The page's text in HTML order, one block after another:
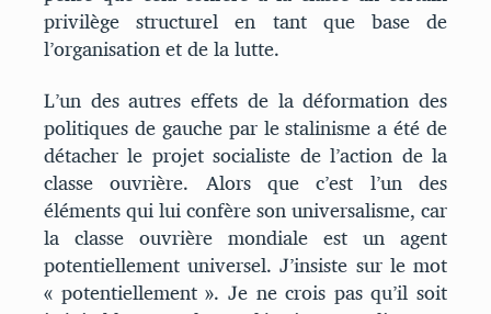
privilège structurel en tant que base de
l’organisation et de la lutte.
L’un des autres effets de la déformation des
politiques de gauche par le stalinisme a été de
détacher le projet socialiste de l’action de la
classe ouvrière. Alors que c’est l’un des
éléments qui lui confère son universalisme, car
la classe ouvrière mondiale est un agent
potentiellement universel. J’insiste sur le mot
« potentiellement ». Je ne crois pas qu’il soit